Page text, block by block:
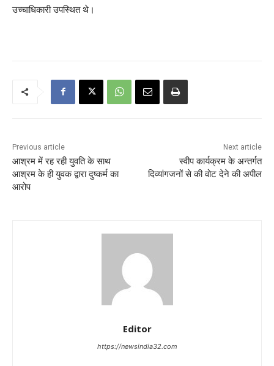
उच्चाधिकारी उपस्थित थे।
Previous article
आश्रम में रह रही युवति के साथ
आश्रम के ही युवक द्वारा दुष्कर्म का
आरोप
Next article
स्वीप कार्यक्रम के अन्तर्गत
दिव्यांगजनों से की वोट देने की अपील
Editor
https://newsindia32.com